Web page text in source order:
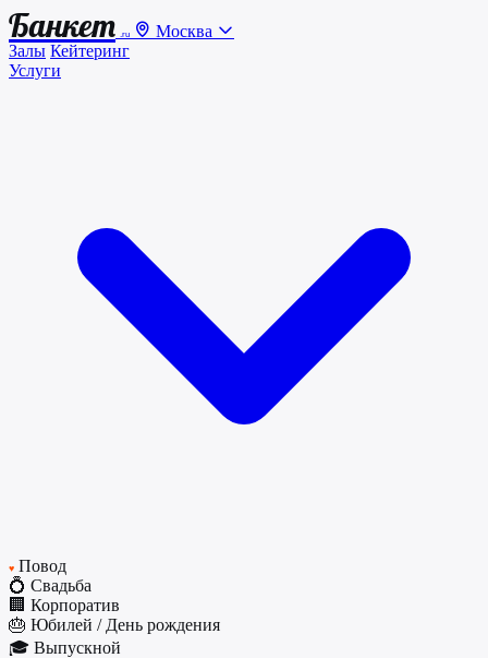
Банкет .ru
Москва
Залы Кейтеринг
Услуги
♥ Повод
💍 Свадьба
🏢 Корпоратив
🎂 Юбилей / День рождения
🎓 Выпускной